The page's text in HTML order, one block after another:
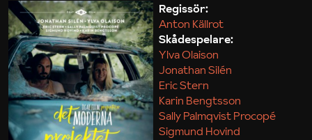
Maja Kekonius
Regissör:
Anton Källrot
Skådespelare:
Ylva Olaison
Jonathan Silén
Eric Stern
Karin Bengtsson
Sally Palmqvist Procopé
Sigmund Hovind